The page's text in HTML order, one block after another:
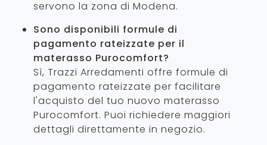
servono la zona di Modena.
Sono disponibili formule di
pagamento rateizzate per il
materasso Purocomfort?
Sì, Trazzi Arredamenti offre formule di
pagamento rateizzate per facilitare
l'acquisto del tuo nuovo materasso
Purocomfort. Puoi richiedere maggiori
dettagli direttamente in negozio.